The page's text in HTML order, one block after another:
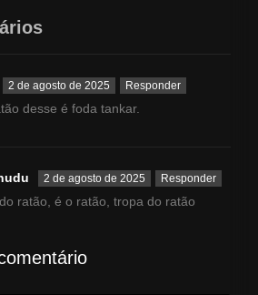
uma comédia romântica da
mal só de estar na presença de
mulheres e sobre as três
2 de agosto de 2025 Responder
desse é foda tankar.
2 de agosto de 2025 Responder
ratão, é o ratão, tropa do ratão